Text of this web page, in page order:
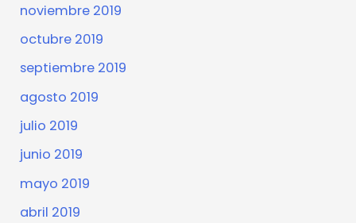
noviembre 2019
octubre 2019
septiembre 2019
agosto 2019
julio 2019
junio 2019
mayo 2019
abril 2019